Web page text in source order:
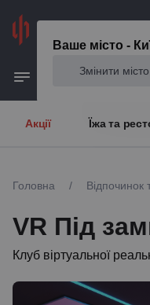
Ваше місто -
Змінити місто
Акції Їжа та
Головна / Відпочинок
VR Під
Клуб віртуальної